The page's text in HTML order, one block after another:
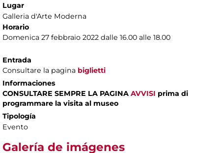
Lugar
Galleria d'Arte Moderna
Horario
Domenica 27 febbraio 2022 dalle 16.00 alle 18.00
Entrada
Consultare la pagina biglietti
Informaciones
CONSULTARE SEMPRE LA PAGINA AVVISI prima di
programmare la visita al museo
Tipología
Evento
Galería de imágenes